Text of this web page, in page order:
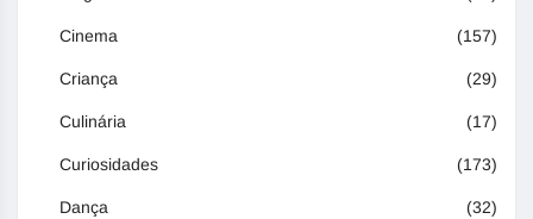
Cinema (157)
Criança (29)
Culinária (17)
Curiosidades (173)
Dança (32)